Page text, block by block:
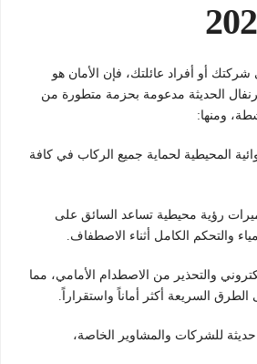
أو أفراد عائلتك، فإن الأمان هو
الحديثة مدعومة بحزمة متطورة من
ومنها:
المحيطية لحماية جميع الركاب في كافة
رؤية محيطية تساعد السائق على
والتحكم الكامل أثناء الاصطفاف.
والتحذير من الاصطدام الأمامي، مما
الطرق السريعة أكثر أماناً واستقراراً.
حديثة للشركات والمشاوير الخاصة،